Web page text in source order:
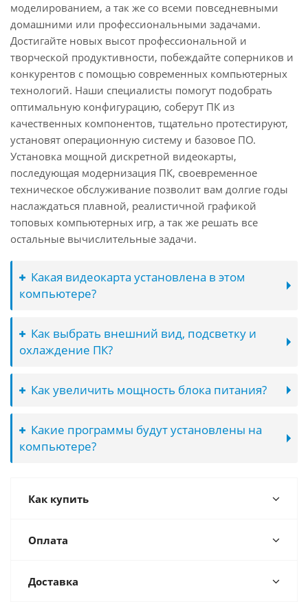
моделированием, а так же со всеми повседневными
домашними или профессиональными задачами.
Достигайте новых высот профессиональной и
творческой продуктивности, побеждайте соперников и
конкурентов с помощью современных компьютерных
технологий. Наши специалисты помогут подобрать
оптимальную конфигурацию, соберут ПК из
качественных компонентов, тщательно протестируют,
установят операционную систему и базовое ПО.
Установка мощной дискретной видеокарты,
последующая модернизация ПК, своевременное
техническое обслуживание позволит вам долгие годы
наслаждаться плавной, реалистичной графикой
топовых компьютерных игр, а так же решать все
остальные вычислительные задачи.
Какая видеокарта установлена в этом
компьютере?
Как выбрать внешний вид, подсветку и
охлаждение ПК?
Как увеличить мощность блока питания?
Какие программы будут установлены на
компьютере?
Как купить
Оплата
Доставка